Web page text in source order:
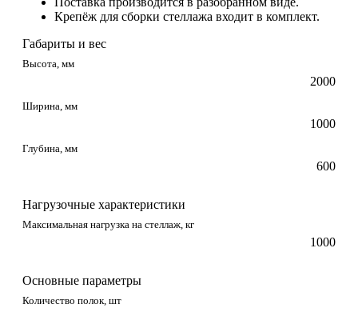
Крепёж для сборки стеллажа входит в комплект.
Габариты и вес
Высота, мм
2000
Ширина, мм
1000
Глубина, мм
600
Нагрузочные характеристики
Максимальная нагрузка на стеллаж, кг
1000
Основные параметры
Количество полок, шт